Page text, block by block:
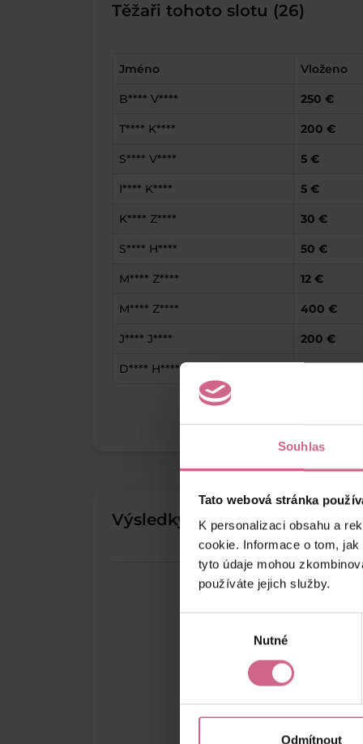
Souhlas
Tato webová stránka
K personalizaci obsahu a
cookie. Informace o tom,
tyto údaje mohou
používáte jejich služby.
Nutné
Odmítnout
Těžaři tohoto slotu (26)
Jméno Vloženo
B**** V**** 250 €
T**** K**** 200 €
S**** V**** 5 €
I**** K**** 5 €
K**** Z**** 30 €
S**** H**** 50 €
M**** Z**** 12 €
M**** Z**** 400 €
J**** J**** 200 €
D**** H****
Výsledky těžby